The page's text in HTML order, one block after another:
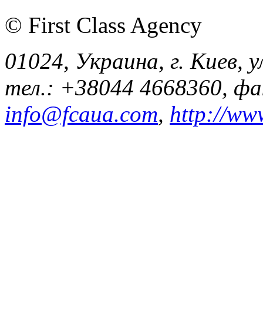
© First Class Agency
01024, Украина, г. Киев,
тел.: +38044 4668360,
info@fcaua.com, http://